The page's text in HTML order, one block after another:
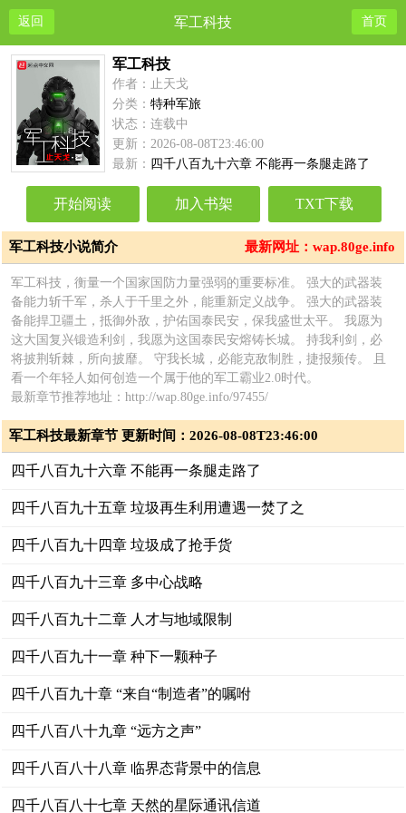
返回 军工科技 首页
军工科技
作者：止天戈
分类：特种军旅
状态：连载中
更新：2026-08-08T23:46:00
最新： 四千八百九十六章 不能再一条腿走路了
开始阅读 加入书架 TXT下载
最新网址：wap.80ge.info
军工科技小说简介
军工科技，衡量一个国家国防力量强弱的重要标准。 强大的武器装
备能力斩千军，杀人于千里之外，能重新定义战争。 强大的武器装
备能捍卫疆土，抵御外敌，护佑国泰民安，保我盛世太平。 我愿为
这大国复兴锻造利剑，我愿为这国泰民安熔铸长城。 持我利剑，必
将披荆斩棘，所向披靡。 守我长城，必能克敌制胜，捷报频传。 且
看一个年轻人如何创造一个属于他的军工霸业2.0时代。
最新章节推荐地址：http://wap.80ge.info/97455/
军工科技最新章节 更新时间：2026-08-08T23:46:00
四千八百九十六章 不能再一条腿走路了
四千八百九十五章 垃圾再生利用遭遇一焚了之
四千八百九十四章 垃圾成了抢手货
四千八百九十三章 多中心战略
四千八百九十二章 人才与地域限制
四千八百九十一章 种下一颗种子
四千八百九十章 “来自“制造者”的嘱咐
四千八百八十九章 “远方之声”
四千八百八十八章 临界态背景中的信息
四千八百八十七章 天然的星际通讯信道